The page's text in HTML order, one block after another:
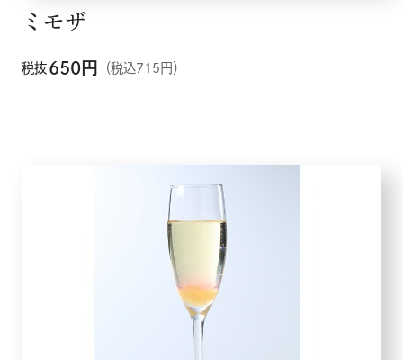
ミモザ
税抜 650円 （税込715円）